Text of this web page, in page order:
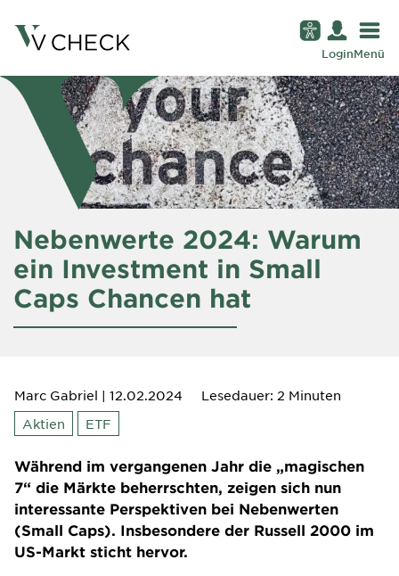
LoginMenü
Nebenwerte 2024: Warum
ein Investment in Small
Caps Chancen hat
Marc Gabriel | 12.02.2024
Lesedauer: 2 Minuten
Aktien
ETF
Während im vergangenen Jahr die „magischen
7“ die Märkte beherrschten, zeigen sich nun
interessante Perspektiven bei Nebenwerten
(Small Caps). Insbesondere der Russell 2000 im
US-Markt sticht hervor.